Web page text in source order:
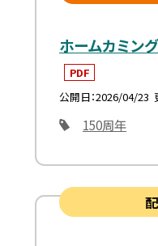
ホームカミン
PDF
公開日 2026/04/23
150周年